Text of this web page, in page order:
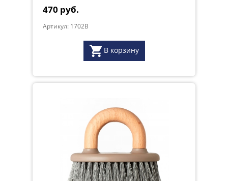
470 руб.
Артикул: 1702B
В корзину